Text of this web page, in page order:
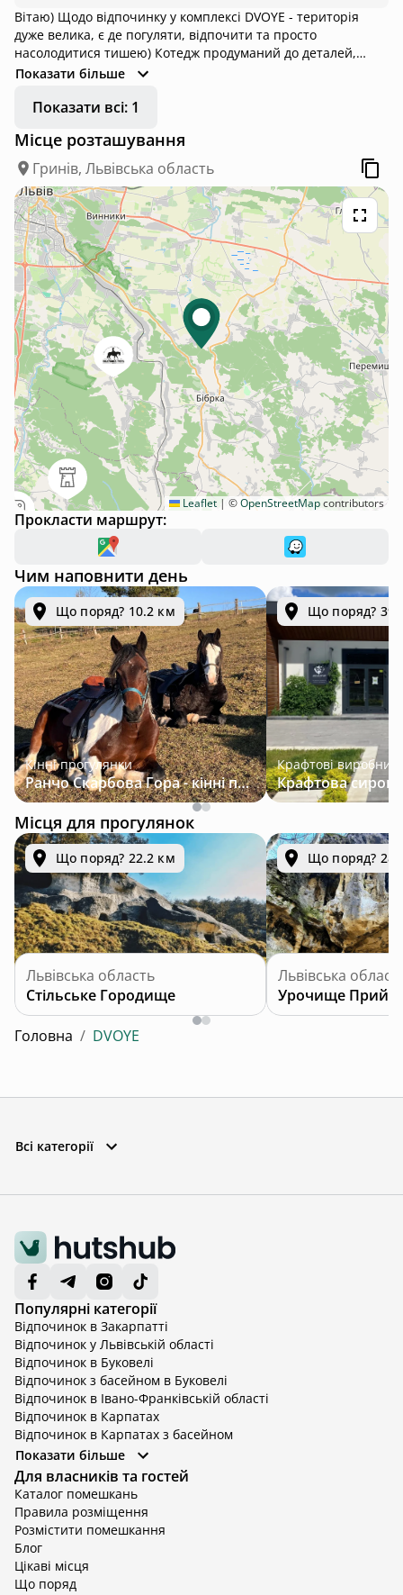
Вітаю) Щодо відпочинку у комплексі DVOYE - територія
дуже велика, є де погуляти, відпочити та просто
насолодитися тишею) Котедж продуманий до деталей,
наче вдома) У котеджі є все для комфортного відпочинку)
територія, яка належить лише для гостей) Однозначно
Показати більше
Показати всі: 1
Місце розташування
Гринів, Львівська область
Leaflet | ©OpenStreetMapcontributors
Прокласти маршрут:
Чим наповнити день
Що поряд? 10.2 км
Кінні прогулянки
Ранчо Скарбова Гора - кінні прогулянки та відпочинок за 25 км від Львова
Що поряд?
Крафтові
Місця для прогулянок
Що поряд? 22.2 км
Львівська область
Стільське Городище
Що поряд?
Львівська
Урочище
Головна / DVOYE
Всі категорії
Популярні категорії
Відпочинок в Закарпатті
Відпочинок у Львівській області
Відпочинок в Буковелі
Відпочинок з басейном в Буковелі
Відпочинок в Івано-Франківській області
Відпочинок в Карпатах
Відпочинок в Карпатах з басейном
Відпочинок в Київській області
Відпочинок в Київській області з басейном
Відпочинок в Тернопільській області
Відпочинок у Вінницькій області
Відпочинок в Яремче
Відпочинок у Львівській області з басейном
Відпочинок з басейном в Тернопільській області
Показати більше
Для власників та гостей
Каталог помешкань
Правила розміщення
Розмістити помешкання
Блог
Цікаві місця
Що поряд